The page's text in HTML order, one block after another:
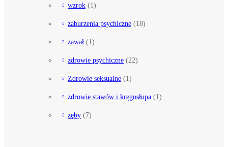
wzrok (1)
zaburzenia psychiczne (18)
zawał (1)
zdrowie psychiczne (22)
Zdrowie seksualne (1)
zdrowie stawów i kręgosłupa (1)
zęby (7)